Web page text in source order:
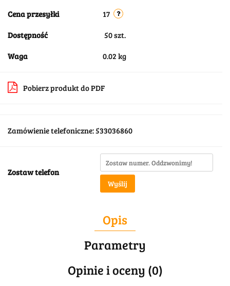
Cena przesyłki 17
Dostępność 50szt.
Waga 0.02 kg
Pobierz produkt do PDF
Zamówienie telefoniczne: 533036860
Zostaw telefon
Wyślij
Opis
Parametry
Opinie i oceny (0)